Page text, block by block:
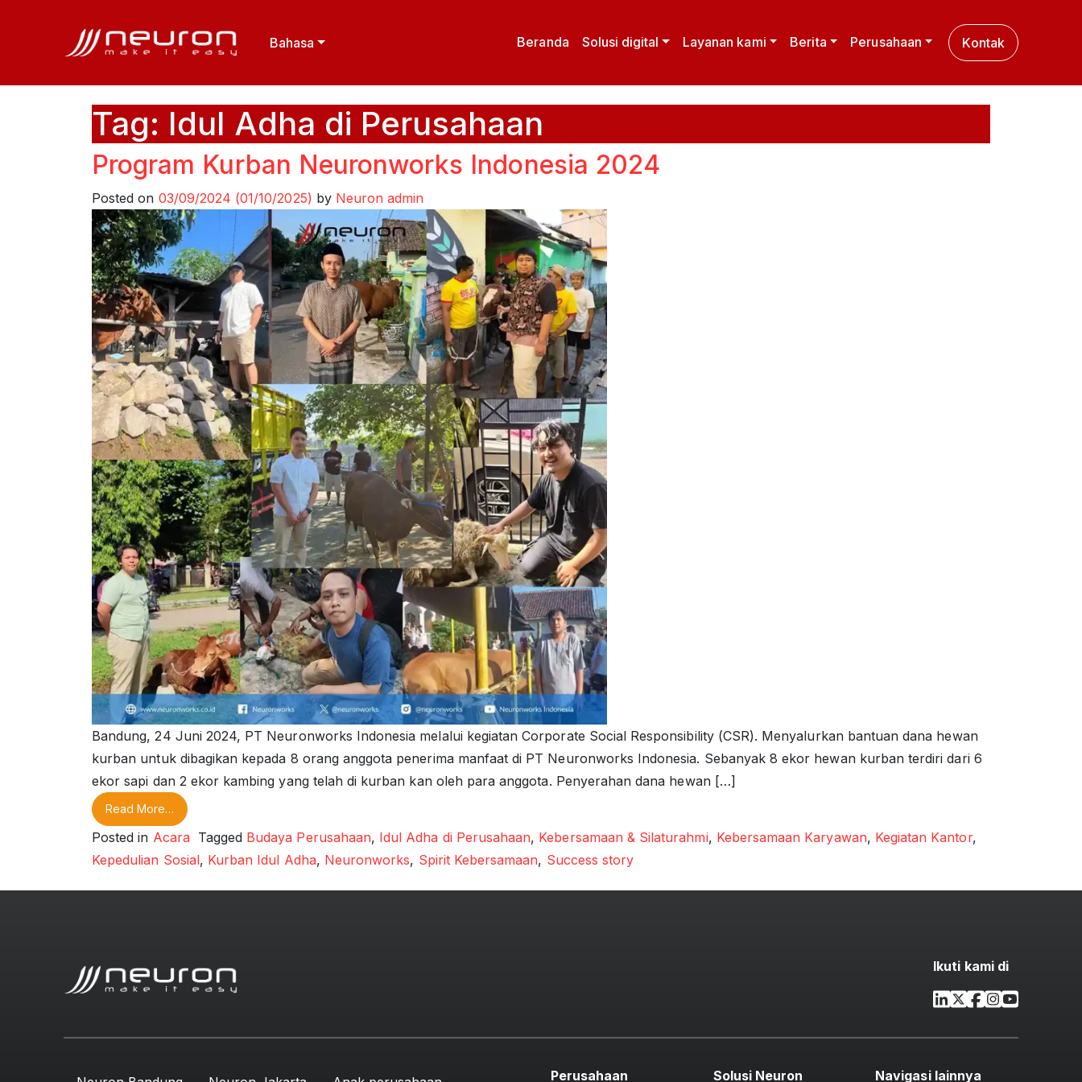
Bahasa Beranda Solusi digital Layanan kami Berita Perusahaan Kontak
Tag: Idul Adha di Perusahaan
Program Kurban Neuronworks Indonesia 2024
Posted on 03/09/2024 (01/10/2025) by Neuron admin
Bandung, 24 Juni 2024, PT Neuronworks Indonesia melalui kegiatan Corporate Social Responsibility (CSR). Menyalurkan bantuan dana hewan
kurban untuk dibagikan kepada 8 orang anggota penerima manfaat di PT Neuronworks Indonesia. Sebanyak 8 ekor hewan kurban terdiri dari 6
ekor sapi dan 2 ekor kambing yang telah di kurban kan oleh para anggota. Penyerahan dana hewan […]
Read More… from Program Kurban Neuronworks Indonesia 2024
Posted in Acara Tagged Budaya Perusahaan, Idul Adha di Perusahaan, Kebersamaan & Silaturahmi, Kebersamaan Karyawan, Kegiatan Kantor,
Kepedulian Sosial, Kurban Idul Adha, Neuronworks, Spirit Kebersamaan, Success story
Ikuti kami di
Perusahaan Solusi Neuron Navigasi lainnya